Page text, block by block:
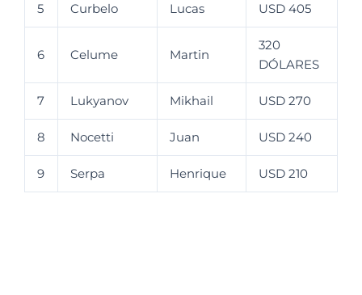
5 Curbelo Lucas USD 405
6 Celume Martin
320
DÓLARES
7 Lukyanov Mikhail USD 270
8 Nocetti Juan USD 240
9 Serpa Henrique USD 210